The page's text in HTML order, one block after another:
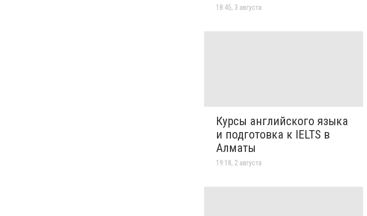
18:45, 3 августа
Курсы английского языка
и подготовка к IELTS в
Алматы
19:18, 2 августа